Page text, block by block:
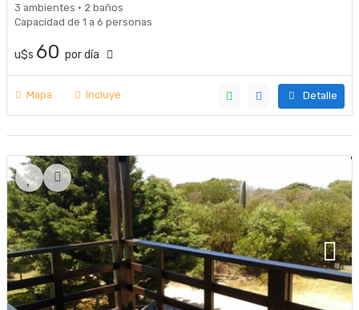
3 ambientes · 2 baños
Capacidad de 1 a 6 personas
u$s 60 por día
Mapa Incluye Detalle